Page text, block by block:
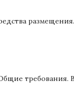
требования.